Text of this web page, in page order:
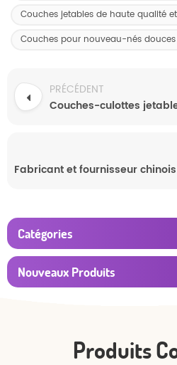
Couches jetables de haute qualité
Couches pour nouveau-nés
PRÉCÉDENT
Catégories
Nouveaux Produits
Produits